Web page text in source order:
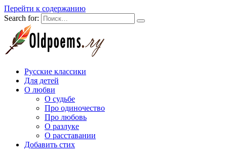
Перейти к содержанию
Search for:
Русские классики
Для детей
О любви
О судьбе
Про одиночество
Про любовь
О разлуке
О расставании
Добавить стих